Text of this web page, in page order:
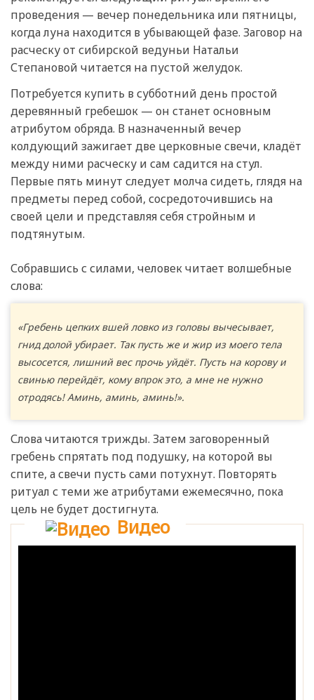
проведения — вечер понедельника или пятницы,
когда луна находится в убывающей фазе. Заговор на
расческу от сибирской ведуньи Натальи
Степановой читается на пустой желудок.
Потребуется купить в субботний день простой
деревянный гребешок — он станет основным
атрибутом обряда. В назначенный вечер
колдующий зажигает две церковные свечи, кладёт
между ними расческу и сам садится на стул.
Первые пять минут следует молча сидеть, глядя на
предметы перед собой, сосредоточившись на
своей цели и представляя себя стройным и
подтянутым.
Собравшись с силами, человек читает волшебные
слова:
«Гребень цепких вшей ловко из головы вычесывает,
гнид долой убирает. Так пусть же и жир из моего тела
высосется, лишний вес прочь уйдёт. Пусть на корову и
свинью перейдёт, кому впрок это, а мне не нужно
отродясь! Аминь, аминь, аминь!».
Слова читаются трижды. Затем заговоренный
гребень спрятать под подушку, на которой вы
спите, а свечи пусть сами потухнут. Повторять
ритуал с теми же атрибутами ежемесячно, пока
цель не будет достигнута.
Видео